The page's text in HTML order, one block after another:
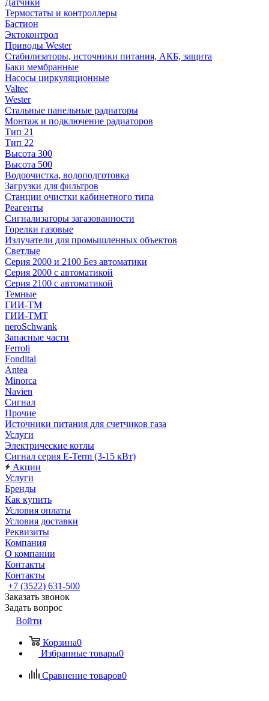
Датчики
Термостаты и контроллеры
Бастион
Эктоконтрол
Приводы Wester
Стабилизаторы, источники питания, АКБ, защита
Баки мембранные
Насосы циркуляционные
Valtec
Wester
Стальные панельные радиаторы
Монтаж и подключение радиаторов
Тип 21
Тип 22
Высота 300
Высота 500
Водоочистка, водоподготовка
Загрузки для фильтров
Станции очистки кабинетного типа
Реагенты
Сигнализаторы загазованности
Горелки газовые
Излучатели для промышленных объектов
Светлые
Серия 2000 и 2100 Без автоматики
Серия 2000 с автоматикой
Серия 2100 с автоматикой
Темные
ГИИ-ТМ
ГИИ-ТМТ
neroSchwank
Запасные части
Ferroli
Fondital
Antea
Minorca
Navien
Сигнал
Прочие
Источники питания для счетчиков газа
Услуги
Электрические котлы
Сигнал серия E-Term (3-15 кВт)
Акции
Услуги
Бренды
Как купить
Условия оплаты
Условия доставки
Реквизиты
Компания
О компании
Контакты
Контакты
+7 (3522) 631-500
Заказать звонок
Задать вопрос
Войти
Корзина0
Избранные товары0
Сравнение товаров0